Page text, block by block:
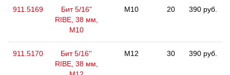
911.5169
Бит 5/16"
RIBE, 38 мм,
M10
M10 20 390 руб.
911.5170
Бит 5/16''
RIBE, 38 мм,
M12 30 390 руб.